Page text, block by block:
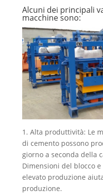
Alcuni dei principali
macchine sono:
1. Alta produttività: Le
di cemento possono
giorno a seconda della
Dimensioni del blocco
elevato produzione
produzione.